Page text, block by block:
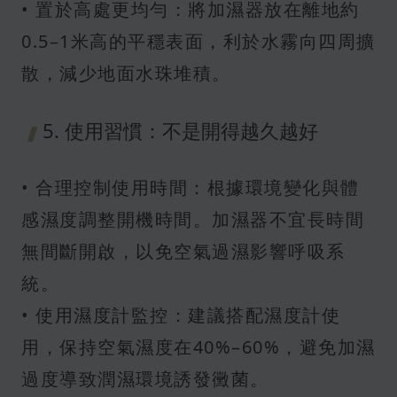
• 置於高處更均勻：將加濕器放在離地約
0.5–1米高的平穩表面，利於水霧向四周擴
散，減少地面水珠堆積。
5. 使用習慣：不是開得越久越好
• 合理控制使用時間：根據環境變化與體
感濕度調整開機時間。加濕器不宜長時間
無間斷開啟，以免空氣過濕影響呼吸系
統。
• 使用濕度計監控：建議搭配濕度計使
用，保持空氣濕度在40%–60%，避免加濕
過度導致潤濕環境誘發黴菌。